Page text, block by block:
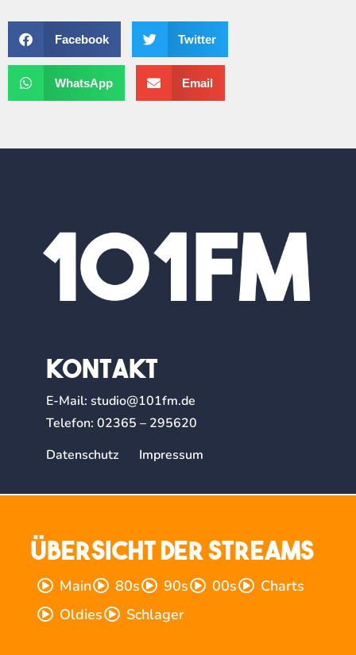
Facebook Twitter
WhatsApp Email
Kontakt
E-Mail:studio@101fm.de
Telefon:02365 – 295620
Datenschutz
Impressum
Übersicht der Streams
Main 80s 90s 00s
Charts
Oldies
Schlager